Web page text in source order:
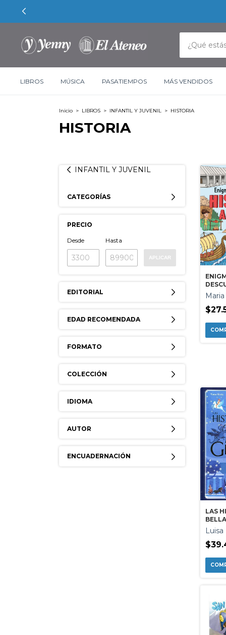
LIBROS MÚSICA PASATIEMPOS MÁS VENDIDOS
Inicio > LIBROS > INFANTIL Y JUVENIL > HISTORIA
HISTORIA
INFANTIL Y JUVENIL
CATEGORÍAS
PRECIO
Desde Hasta
APLICAR
EDITORIAL
EDAD RECOMENDADA
FORMATO
COLECCIÓN
IDIOMA
AUTOR
ENCUADERNACIÓN
LAS